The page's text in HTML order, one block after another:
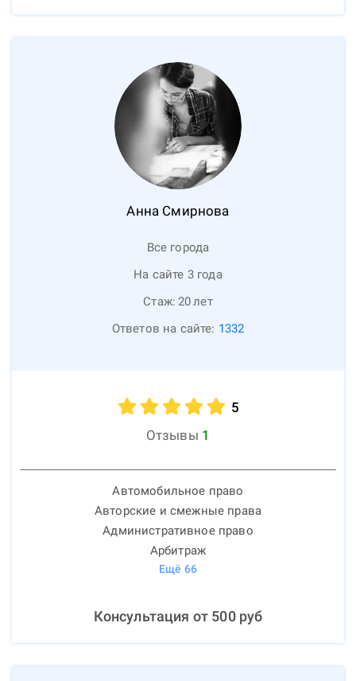
Анна Смирнова
Все города
На сайте 3 года
Стаж: 20лет
Ответов на сайте: 1332
5
Отзывы 1
Автомобильное право
Авторские и смежные права
Административное право
Арбитраж
Ещё 66
Консультация от 500руб